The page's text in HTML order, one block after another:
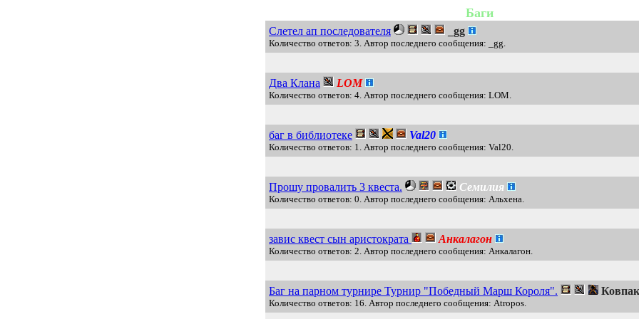
Баги
Слетел ап последователя _gg
Количество ответов: 3. Автор последнего сообщения: _gg.
Два Клана LOM
Количество ответов: 4. Автор последнего сообщения: LOM.
баг в библиотеке Val20
Количество ответов: 1. Автор последнего сообщения: Val20.
Прошу провалить 3 квеста. Семилия
Количество ответов: 0. Автор последнего сообщения: Альхена.
завис квест сын аристократа Анкалагон
Количество ответов: 2. Автор последнего сообщения: Анкалагон.
Баг на парном турнире Турнир "Победный Марш Короля". Ковпак
Количество ответов: 16. Автор последнего сообщения: Atropos.